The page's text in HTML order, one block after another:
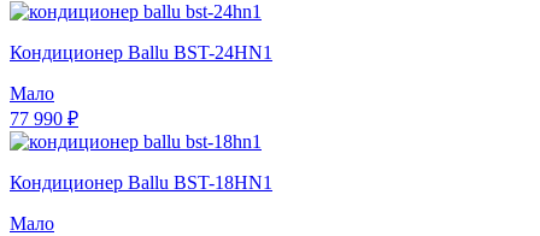
Кондиционер Ballu BST-24HN1
Мало
77 990 ₽
Кондиционер Ballu BST-18HN1
Мало